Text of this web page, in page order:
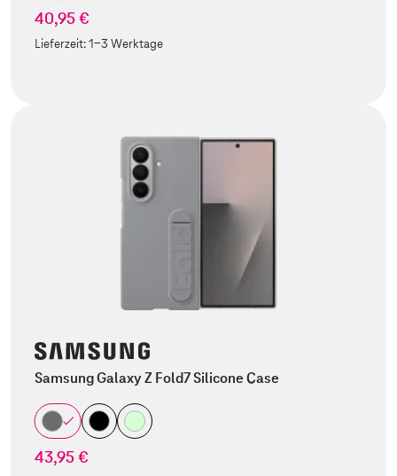
40,95 €
Lieferzeit:1-3 Werktage
Samsung Galaxy Z Fold7 Silicone Case
43,95 €